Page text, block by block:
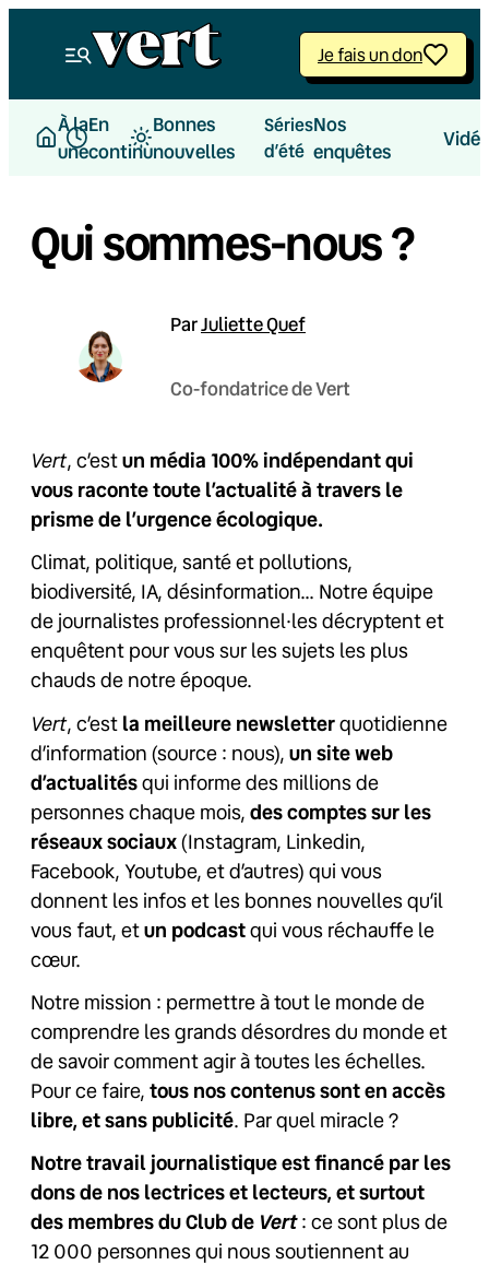
Je fais un don
À la
une
En
continu
Bonnes
nouvelles
Séries
d’été
Nos
enquêtes
Qui sommes-nous ?
ParJuliette Quef
Co-fondatrice de Vert
Vert, c’estun média 100% indépendant qui
vous raconte toute l’actualité à travers le
prisme de l’urgence écologique.
Climat, politique, santé et pollutions,
biodiversité, IA, désinformation… Notre équipe
de journalistes professionnel·les décryptent et
enquêtent pour vous sur les sujets les plus
chauds de notre époque.
Vert, c’est la meilleure newsletterquotidienne
d’information (source : nous), un site web
d’actualitésqui informe des millions de
personnes chaque mois, des comptes sur les
réseaux sociaux(Instagram, Linkedin,
Facebook, Youtube, et d’autres) qui vous
donnent les infos et les bonnes nouvelles qu’il
vous faut, etun podcastqui vous réchauffe le
cœur.
Notre mission : permettre à tout le monde de
comprendre les grands désordres du monde et
de savoir comment agir à toutes les échelles.
Pour ce faire, tous nos contenus sont en accès
libre, et sans publicité. Par quel miracle ?
Notre travail journalistique est financé par les
dons de nos lectrices et lecteurs, et surtout
des membres du Club de Vert: ce sont plus de
12 000 personnes qui nous soutiennent au